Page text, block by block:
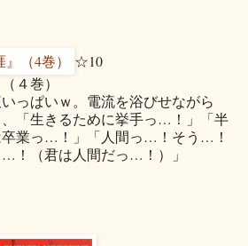
☆10
（４巻）
っぱいｗ。電流を浴びせながら
、「生きるために挙手っ…！」「半
卒業っ…！」「人間っ…！そう…！
！（君は人間だっ…！）」